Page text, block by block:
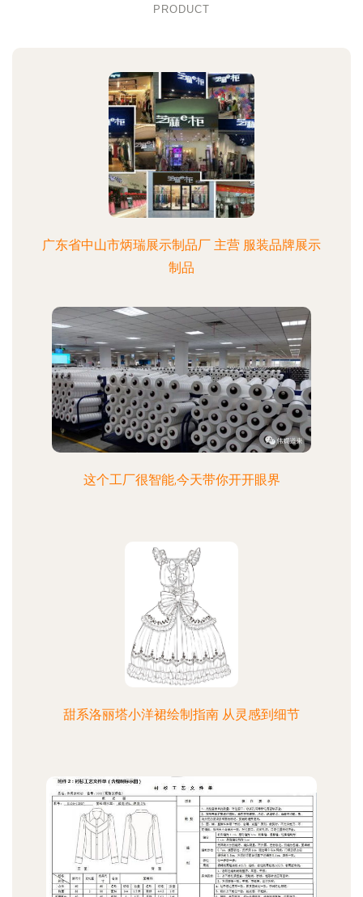
PRODUCT
广东省中山市炳瑞展示制品厂 主营 服装品牌展示
制品
这个工厂很智能,今天带你开开眼界
甜系洛丽塔小洋裙绘制指南 从灵感到细节